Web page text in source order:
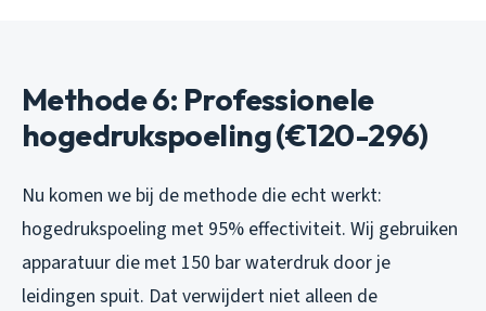
Methode 6: Professionele
hogedrukspoeling (€120-296)
Nu komen we bij de methode die echt werkt:
hogedrukspoeling met 95% effectiviteit. Wij gebruiken
apparatuur die met 150 bar waterdruk door je
leidingen spuit. Dat verwijdert niet alleen de